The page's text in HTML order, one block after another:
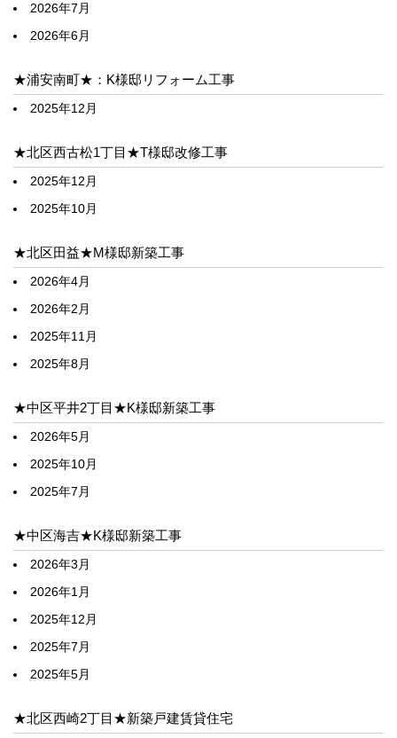
2026年7月
2026年6月
★浦安南町★：K様邸リフォーム工事
2025年12月
★北区西古松1丁目★T様邸改修工事
2025年12月
2025年10月
★北区田益★M様邸新築工事
2026年4月
2026年2月
2025年11月
2025年8月
★中区平井2丁目★K様邸新築工事
2026年5月
2025年10月
2025年7月
★中区海吉★K様邸新築工事
2026年3月
2026年1月
2025年12月
2025年7月
2025年5月
★北区西崎2丁目★新築戸建賃貸住宅